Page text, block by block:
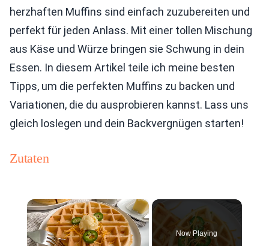
herzhaften Muffins sind einfach zuzubereiten und
perfekt für jeden Anlass. Mit einer tollen Mischung
aus Käse und Würze bringen sie Schwung in dein
Essen. In diesem Artikel teile ich meine besten
Tipps, um die perfekten Muffins zu backen und
Variationen, die du ausprobieren kannst. Lass uns
gleich loslegen und dein Backvergnügen starten!
Zutaten
×
Now Playing